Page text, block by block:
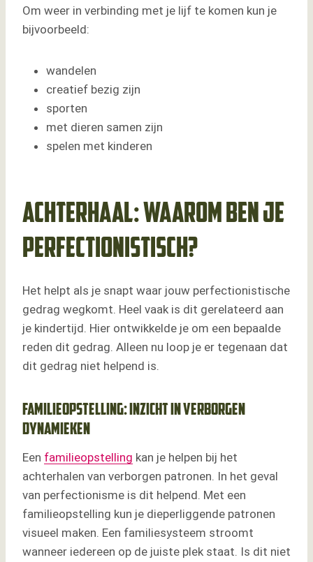
Om weer in verbinding met je lijf te komen kun je
bijvoorbeeld:
wandelen
creatief bezig zijn
sporten
met dieren samen zijn
spelen met kinderen
Achterhaal: waarom ben je
perfectionistisch?
Het helpt als je snapt waar jouw perfectionistische
gedrag wegkomt. Heel vaak is dit gerelateerd aan
je kindertijd. Hier ontwikkelde je om een bepaalde
reden dit gedrag. Alleen nu loop je er tegenaan dat
dit gedrag niet helpend is.
Familieopstelling: inzicht in verborgen
dynamieken
Een familieopstelling kan je helpen bij het
achterhalen van verborgen patronen. In het geval
van perfectionisme is dit helpend. Met een
familieopstelling kun je dieperliggende patronen
visueel maken. Een familiesysteem stroomt
wanneer iedereen op de juiste plek staat. Is dit niet